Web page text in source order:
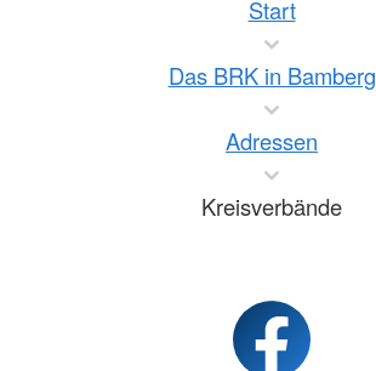
Start
Das BRK in Bamberg
Adressen
Kreisverbände